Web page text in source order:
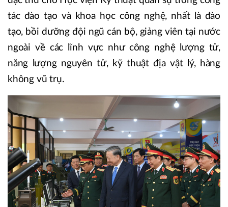
tác đào tạo và khoa học công nghệ, nhất là đào
tạo, bồi dưỡng đội ngũ cán bộ, giảng viên tại nước
ngoài về các lĩnh vực như công nghệ lượng tử,
năng lượng nguyên tử, kỹ thuật địa vật lý, hàng
không vũ trụ.